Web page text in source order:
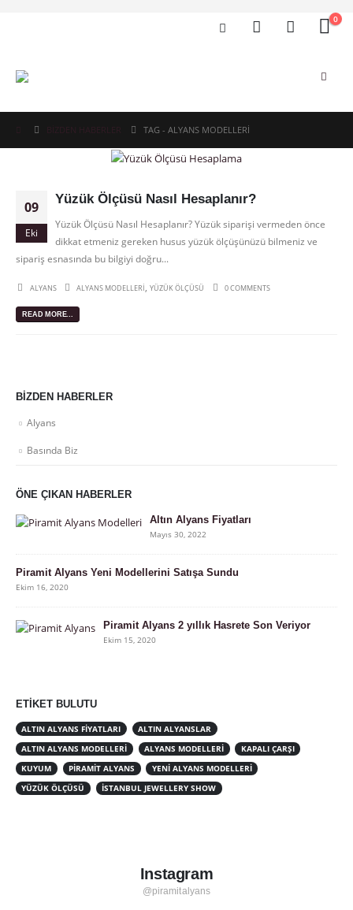
0
BIZDEN HABERLER TAG -ALYANS MODELLERI
09
Eki
Yüzük Ölçüsü Nasıl Hesaplanır?
Yüzük Ölçüsü Nasıl Hesaplanır? Yüzük siparişi vermeden önce
dikkat etmeniz gereken husus yüzük ölçüşünüzü bilmeniz ve
sipariş esnasında bu bilgiyi doğru...
ALYANS ALYANS MODELLERI ,YÜZÜK ÖLÇÜSÜ 0 COMMENTS
READ MORE...
BIZDEN HABERLER
Alyans
Basında Biz
ÖNE ÇIKAN HABERLER
Altın Alyans Fiyatları
Mayıs 30, 2022
Piramit Alyans Yeni Modellerini Satışa Sundu
Ekim 16, 2020
Piramit Alyans 2 yıllık Hasrete Son Veriyor
Ekim 15, 2020
ETIKET BULUTU
ALTIN ALYANS FIYATLARI
ALTIN ALYANSLAR
ALTIN ALYANS MODELLERI
ALYANS MODELLERI
KAPALI ÇARŞI
KUYUM
PIRAMIT ALYANS
YENI ALYANS MODELLERI
YÜZÜK ÖLÇÜSÜ
İSTANBUL JEWELLERY SHOW
Instagram
@piramitalyans